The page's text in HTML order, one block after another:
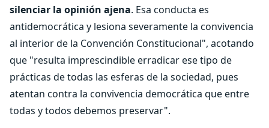
silenciar la opinión ajena. Esa conducta es
antidemocrática y lesiona severamente la convivencia
al interior de la Convención Constitucional", acotando
que "resulta imprescindible erradicar ese tipo de
prácticas de todas las esferas de la sociedad, pues
atentan contra la convivencia democrática que entre
todas y todos debemos preservar".